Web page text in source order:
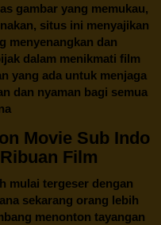
gambar yang memukau,
situs ini menyajikan
menyenangkan dan
dalam menikmati film
yang ada untuk menjaga
dan nyaman bagi semua
Movie Sub Indo
Film
mulai tergeser dengan
sekarang orang lebih
menonton tayangan